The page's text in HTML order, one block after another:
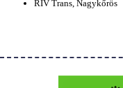
RIV Trans, Nagykőrös